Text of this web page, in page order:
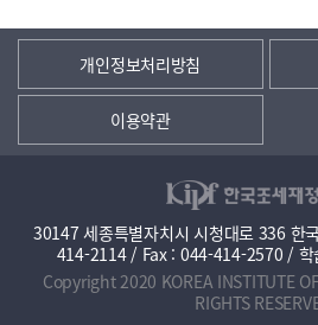
개인정보처리방침
이용약관
30147 세종특별자치시 시청대로 336 한
414-2114 / Fax : 044-414-2570 /
Copyright 2020 KOREA INSTITUTE
RIGHTS